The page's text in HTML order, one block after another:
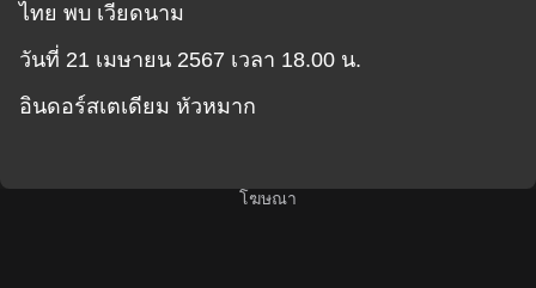
ไทย พบ เวียดนาม
วันที่ 21 เมษายน 2567 เวลา 18.00 น.
อินดอร์สเตเดียม หัวหมาก
โฆษณา